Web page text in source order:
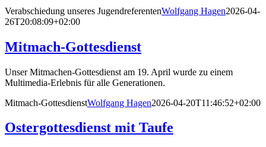
Verabschiedung unseres JugendreferentenWolfgang Hagen2026-04-
26T20:08:09+02:00
Mitmach-Gottesdienst
Unser Mitmachen-Gottesdienst am 19. April wurde zu einem
Multimedia-Erlebnis für alle Generationen.
Mitmach-GottesdienstWolfgang Hagen2026-04-20T11:46:52+02:00
Ostergottesdienst mit Taufe